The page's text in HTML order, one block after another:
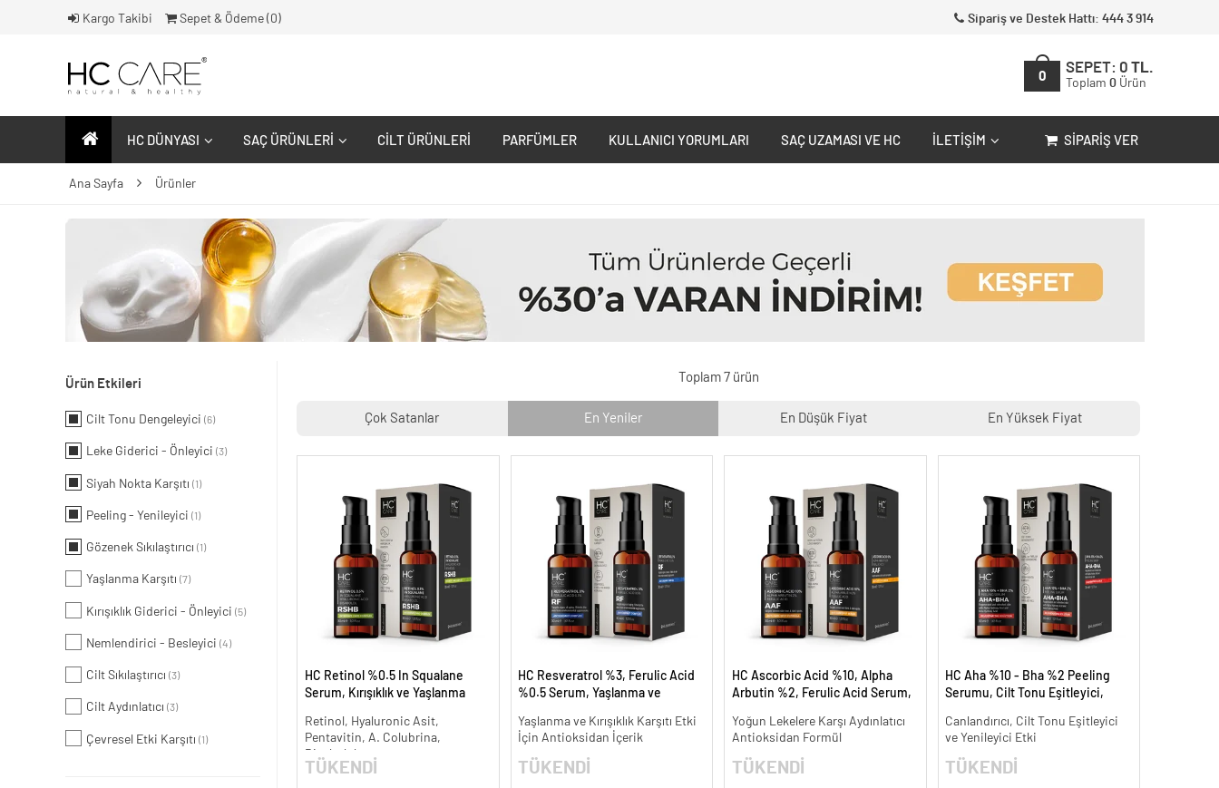
Kargo Takibi Sepet & Ödeme ( 0) Sipariş ve Destek Hattı: 444 3 914
0
SEPET: 0 TL.
Toplam 0 Ürün
HC DÜNYASI SAÇ ÜRÜNLERI CILT ÜRÜNLERI PARFÜMLER KULLANICI YORUMLARI SAÇ UZAMASI VE HC İLETIŞIM SIPARIŞ VER
Ana Sayfa Ürünler
Ürün Etkileri
Cilt Tonu Dengeleyici (6)
Leke Giderici - Önleyici (3)
Siyah Nokta Karşıtı (1)
Peeling - Yenileyici (1)
Gözenek Sıkılaştırıcı (1)
Yaşlanma Karşıtı (7)
Kırışıklık Giderici - Önleyici (5)
Nemlendirici - Besleyici (4)
Cilt Sıkılaştırıcı (3)
Cilt Aydınlatıcı (3)
Çevresel Etki Karşıtı (1)
Toplam 7 ürün
Çok Satanlar En Yeniler En Düşük Fiyat En Yüksek Fiyat
HC Retinol %0.5 In Squalane
Serum, Kırışıklık ve Yaşlanma
Retinol, Hyaluronic Asit,
Pentavitin, A. Colubrina,
Bisabolol
TÜKENDİ
HC Resveratrol %3, Ferulic Acid
%0.5 Serum, Yaşlanma ve
Yaşlanma ve Kırışıklık Karşıtı Etki
İçin Antioksidan İçerik
TÜKENDİ
HC Ascorbic Acid %10, Alpha
Arbutin %2, Ferulic Acid Serum,
ml.
Yoğun Lekelere Karşı Aydınlatıcı
Antioksidan Formül
TÜKENDİ
HC Aha %10 - Bha %2 Peeling
Serumu, Cilt Tonu Eşitleyici,
Canlandırıcı, Cilt Tonu Eşitleyici
ve Yenileyici Etki
TÜKENDİ